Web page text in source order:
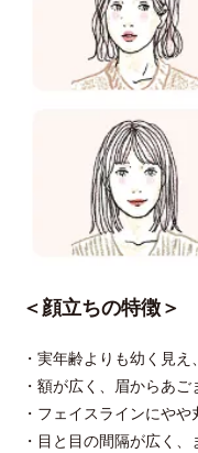
＜顔立ちの特徴＞
・実年齢よりも幼く見
・額が広く、眉からあ
・フェイスラインにや
・目と目の間隔が広く